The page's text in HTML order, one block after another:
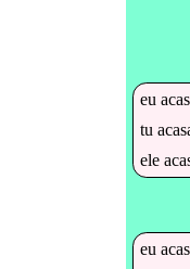
eu
tu
ele
eu